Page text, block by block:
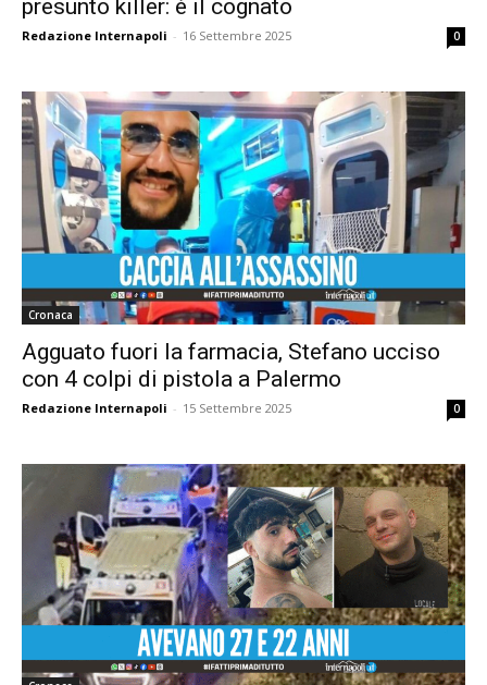
presunto killer: è il cognato
Redazione Internapoli - 16 Settembre 2025 0
Cronaca
Agguato fuori la farmacia, Stefano ucciso
con 4 colpi di pistola a Palermo
Redazione Internapoli - 15 Settembre 2025 0